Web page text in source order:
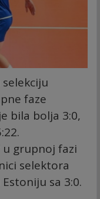
faze
bila bolja 3:0,
grupnoj fazi
selektora
sa 3:0.